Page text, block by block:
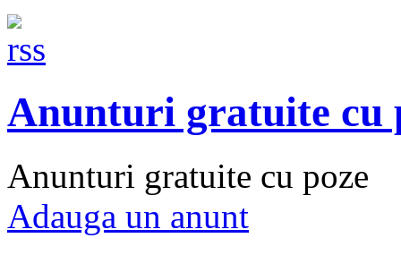
Anunturi gratuite cu
Anunturi gratuite cu poze
Adauga un anunt